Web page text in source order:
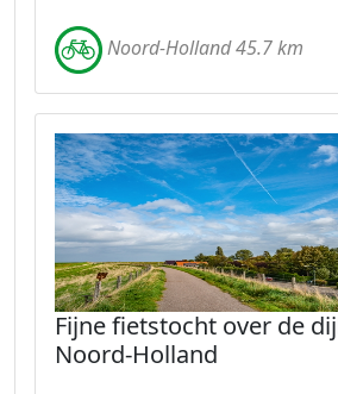
Noord-Holland 45.7 km
Fijne fietstocht over de
Noord-Holland